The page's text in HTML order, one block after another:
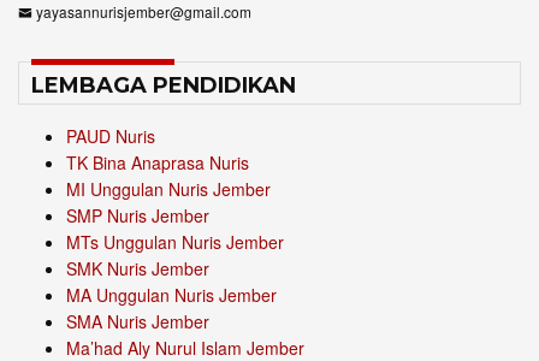
yayasannurisjember@gmail.com
LEMBAGA PENDIDIKAN
PAUD Nuris
TK Bina Anaprasa Nuris
MI Unggulan Nuris Jember
SMP Nuris Jember
MTs Unggulan Nuris Jember
SMK Nuris Jember
MA Unggulan Nuris Jember
SMA Nuris Jember
Ma’had Aly Nurul Islam Jember